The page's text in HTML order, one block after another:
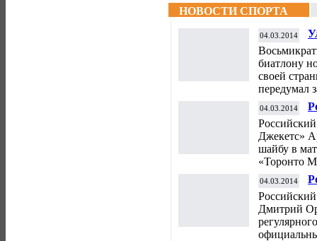
НОВОСТИ СПОРТА
04.03.2014
биатлону
своей
передумал
04.03.2014
Джекетс»
шайбу в
«Торонто
04.03.2014
Дмитрий